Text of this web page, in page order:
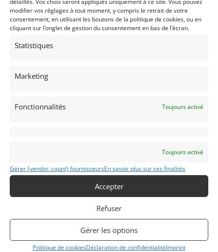
détaillés. Vos choix seront appliqués uniquement à ce site. Vous pouvez
modifier vos réglages à tout moment, y compris le retrait de votre
consentement, en utilisant les boutons de la politique de cookies, ou en
cliquant sur l’onglet de gestion du consentement en bas de l’écran.
Statistiques
Marketing
Fonctionnalités Toujours activé
Toujours activé
Gérer {vendor_count} fournisseursEn savoir plus sur ces finalités
Accepter
Refuser
Gérer les options
Politique de cookiesDéclaration de confidentialitéImprint
Voir les 224 annonces de DPM Motors
AUTO
1990
Bientôt disponible...